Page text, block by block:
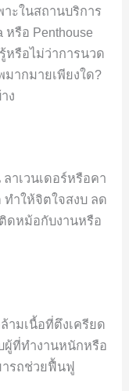
ะในสถานบริการ
รือ Penthouse
รือไม่ว่าการนวด
ากมายเพียงใด?
ง
าเวนเดอร์หรือคา
ำให้จิตใจสงบ ลด
ดหม้อกับงานหรือ
ามเนื้อที่ตึงเครียด
ผู้ที่ทำงานหนักหรือ
รถช่วยฟื้นฟู